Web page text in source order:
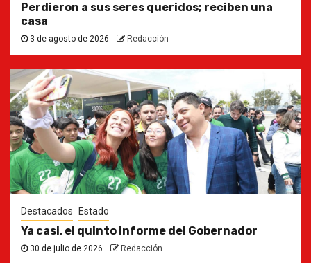
Perdieron a sus seres queridos; reciben una
casa
3 de agosto de 2026 Redacción
Destacados Estado
Ya casi, el quinto informe del Gobernador
30 de julio de 2026 Redacción